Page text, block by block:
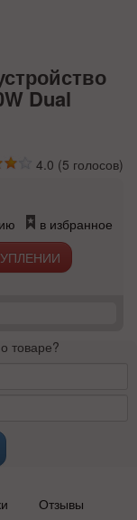
Dual
4.0 (5 голосов)
в избранное
товаре?
Отзывы